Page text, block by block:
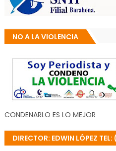
NO A LA VIOLENCIA
CONDENARLO ES LO MEJOR
DIRECTOR: EDWIN LÓPEZ